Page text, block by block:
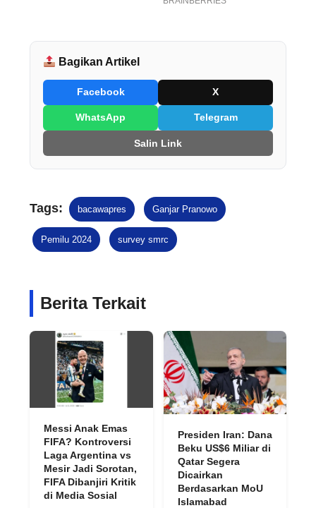
Bagikan Artikel
Facebook X
WhatsApp Telegram
Salin Link
Tags: bacawapres Ganjar Pranowo
Pemilu 2024 survey smrc
Berita Terkait
Messi Anak Emas
FIFA? Kontroversi
Laga Argentina vs
Mesir Jadi Sorotan,
FIFA Dibanjiri Kritik
di Media Sosial
Presiden Iran: Dana
Beku US$6 Miliar di
Qatar Segera
Dicairkan
Berdasarkan MoU
Islamabad